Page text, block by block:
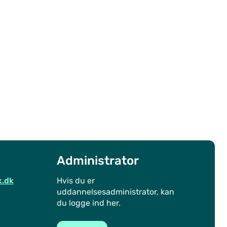
Administrator
Hvis du er
uddannelsesadministrator, kan
du logge ind her.